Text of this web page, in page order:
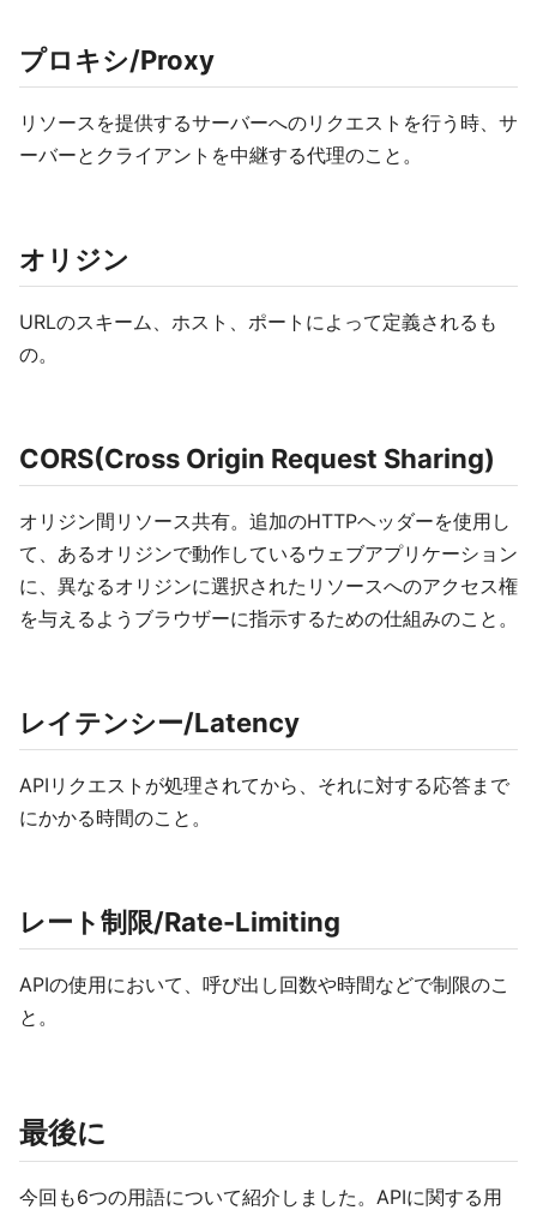
プロキシ/Proxy
リソースを提供するサーバーへのリクエストを行う時、サ
ーバーとクライアントを中継する代理のこと。
オリジン
URLのスキーム、ホスト、ポートによって定義されるも
の。
CORS(Cross Origin Request Sharing)
オリジン間リソース共有。追加のHTTPヘッダーを使用し
て、あるオリジンで動作しているウェブアプリケーション
に、異なるオリジンに選択されたリソースへのアクセス権
を与えるようブラウザーに指示するための仕組みのこと。
レイテンシー/Latency
APIリクエストが処理されてから、それに対する応答まで
にかかる時間のこと。
レート制限/Rate-Limiting
APIの使用において、呼び出し回数や時間などで制限のこ
と。
最後に
今回も6つの用語について紹介しました。APIに関する用